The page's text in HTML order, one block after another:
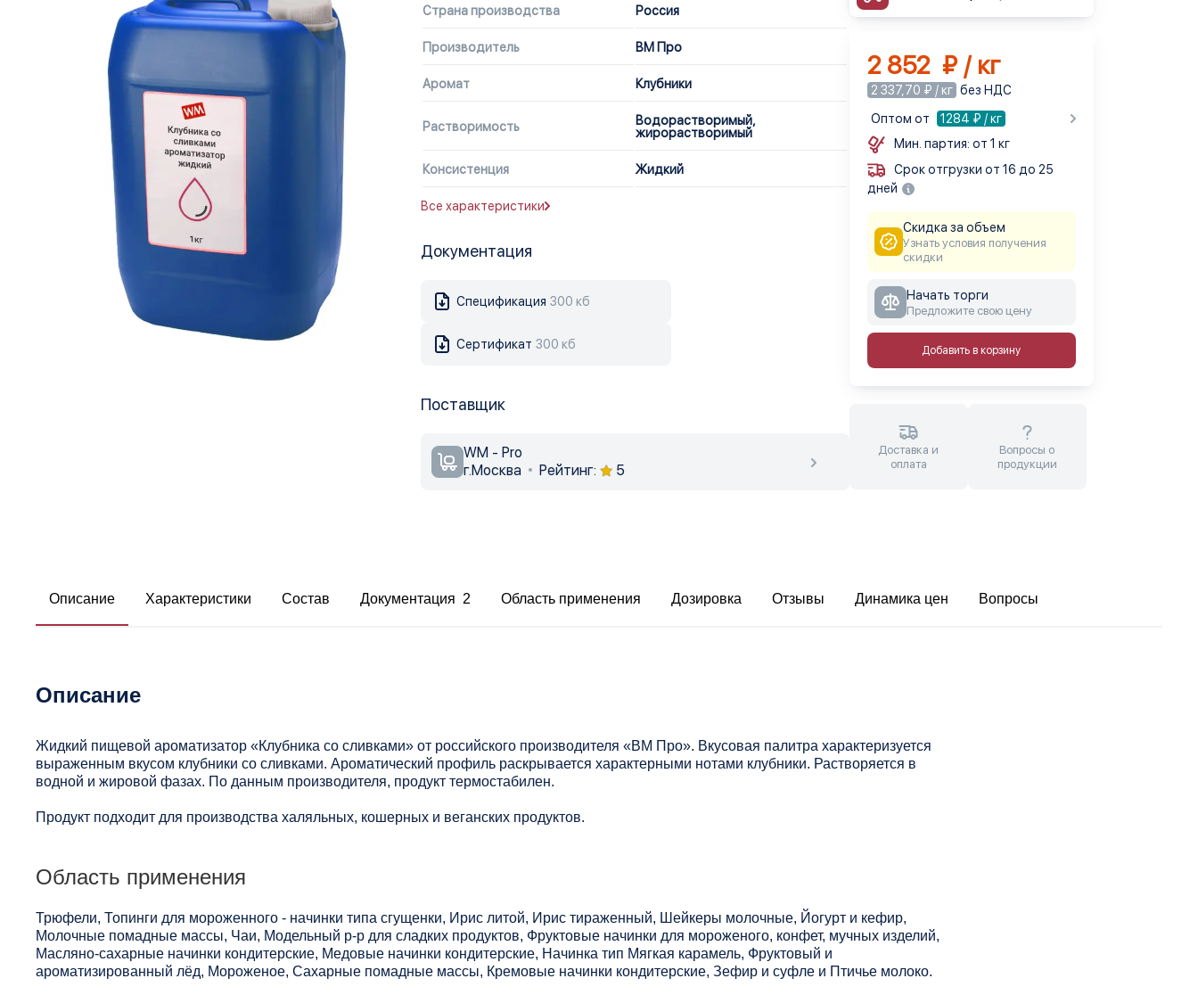
Страна производства Россия
Производитель ВМ Про
Аромат Клубники
Растворимость
Водорастворимый,
жирорастворимый
Консистенция Жидкий
Все характеристики
Документация
Спецификация 300 кб
Сертификат 300 кб
Поставщик
WM - Pro
г.Москва
Рейтинг: 5
2 852 ₽ / кг
2 337,70 ₽ / кг без НДС
Оптом от
1284 ₽ / кг
Мин. партия: от 1 кг
Срок отгрузки от 16 до 25
дней
Скидка за объем
Узнать условия получения
скидки
Начать торги
Предложите свою цену
Добавить в корзину
Доставка и
оплата
Вопросы о
продукции
Описание Характеристики Состав Документация 2 Область применения Дозировка Отзывы Динамика цен Вопросы
Описание
Жидкий пищевой ароматизатор «Клубника со сливками» от российского производителя «ВМ Про». Вкусовая палитра характеризуется
выраженным вкусом клубники со сливками. Ароматический профиль раскрывается характерными нотами клубники. Растворяется в
водной и жировой фазах. По данным производителя, продукт термостабилен.
Продукт подходит для производства халяльных, кошерных и веганских продуктов.
Область применения
Трюфели, Топинги для мороженного - начинки типа сгущенки, Ирис литой, Ирис тираженный, Шейкеры молочные, Йогурт и кефир,
Молочные помадные массы, Чаи, Модельный р-р для сладких продуктов, Фруктовые начинки для мороженого, конфет, мучных изделий,
Масляно-сахарные начинки кондитерские, Медовые начинки кондитерские, Начинка тип Мягкая карамель, Фруктовый и
ароматизированный лёд, Мороженое, Сахарные помадные массы, Кремовые начинки кондитерские, Зефир и суфле и Птичье молоко.